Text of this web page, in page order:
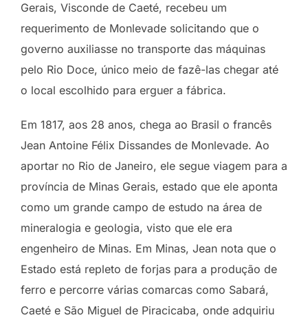
Gerais, Visconde de Caeté, recebeu um
requerimento de Monlevade solicitando que o
governo auxiliasse no transporte das máquinas
pelo Rio Doce, único meio de fazê-las chegar até
o local escolhido para erguer a fábrica.
Em 1817, aos 28 anos, chega ao Brasil o francês
Jean Antoine Félix Dissandes de Monlevade. Ao
aportar no Rio de Janeiro, ele segue viagem para a
província de Minas Gerais, estado que ele aponta
como um grande campo de estudo na área de
mineralogia e geologia, visto que ele era
engenheiro de Minas. Em Minas, Jean nota que o
Estado está repleto de forjas para a produção de
ferro e percorre várias comarcas como Sabará,
Caeté e São Miguel de Piracicaba, onde adquiriu